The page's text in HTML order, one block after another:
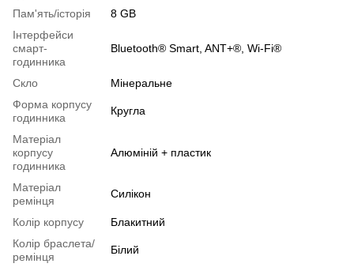
Пам'ять/історія
8 GB
Інтерфейси
смарт-
годинника
Bluetooth® Smart, ANT+®, Wi-Fi®
Скло
Мінеральне
Форма корпусу
годинника
Кругла
Матеріал
корпусу
годинника
Алюміній + пластик
Матеріал
ремінця
Силікон
Колір корпусу
Блакитний
Колір браслета/
ремінця
Білий